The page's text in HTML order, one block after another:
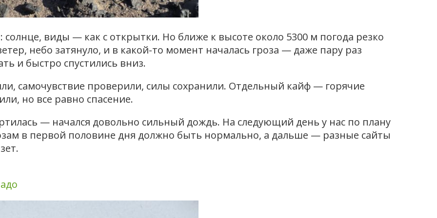
виды — как с открытки. Но ближе к высоте около 5300 м погода резко
небо затянуло, и в какой-то момент началась гроза — даже пару раз
и быстро спустились вниз.
самочувствие проверили, силы сохранили. Отдельный кайф — горячие
но все равно спасение.
— начался довольно сильный дождь. На следующий день у нас по плану
в первой половине дня должно быть нормально, а дальше — разные сайты